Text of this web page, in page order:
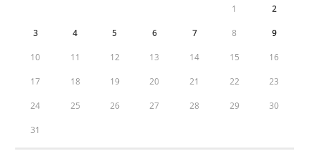
1 2
3 4 5 6 7 8 9
10 11 12 13 14 15 16
17 18 19 20 21 22 23
24 25 26 27 28 29 30
31